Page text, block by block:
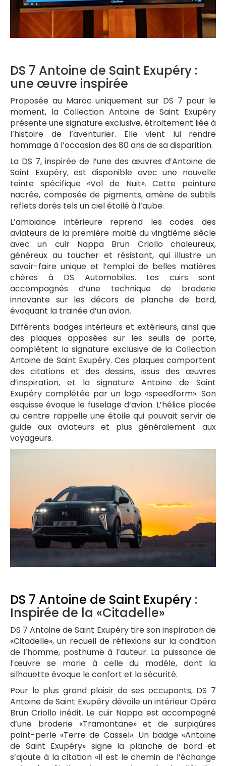
DS 7 Antoine de Saint Exupéry :
une œuvre inspirée
Proposée au Maroc uniquement sur DS 7 pour le
moment, la Collection Antoine de Saint Exupéry
présente une signature exclusive, étroitement liée à
l’histoire de l’aventurier. Elle vient lui rendre
hommage à l’occasion des 80 ans de sa disparition.
La DS 7, inspirée de l’une des œuvres d’Antoine de
Saint Exupéry, est disponible avec une nouvelle
teinte spécifique «Vol de Nuit». Cette peinture
nacrée, composée de pigments, amène de subtils
reflets dorés tels un ciel étoilé à l’aube.
L’ambiance intérieure reprend les codes des
aviateurs de la première moitié du vingtième siècle
avec un cuir Nappa Brun Criollo chaleureux,
généreux au toucher et résistant, qui illustre un
savoir-faire unique et l’emploi de belles matières
chères à DS Automobiles. Les cuirs sont
accompagnés d’une technique de broderie
innovante sur les décors de planche de bord,
évoquant la trainée d’un avion.
Différents badges intérieurs et extérieurs, ainsi que
des plaques apposées sur les seuils de porte,
complètent la signature exclusive de la Collection
Antoine de Saint Exupéry. Ces plaques comportent
des citations et des dessins, issus des œuvres
d’inspiration, et la signature Antoine de Saint
Exupéry complétée par un logo «speedform». Son
esquisse évoque le fuselage d’avion. L’hélice placée
au centre rappelle une étoile qui pouvait servir de
guide aux aviateurs et plus généralement aux
voyageurs.
DS 7 Antoine de Saint Exupéry :
Inspirée de la «Citadelle»
DS 7 Antoine de Saint Exupéry tire son inspiration de
«Citadelle», un recueil de réflexions sur la condition
de l’homme, posthume à l’auteur. La puissance de
l’œuvre se marie à celle du modèle, dont la
silhouette évoque le confort et la sécurité.
Pour le plus grand plaisir de ses occupants, DS 7
Antoine de Saint Exupéry dévoile un intérieur Opéra
Brun Criollo inédit. Le cuir Nappa est accompagné
d’une broderie «Tramontane» et de surpiqûres
point-perle «Terre de Cassel». Un badge «Antoine
de Saint Exupéry» signe la planche de bord et
s’ajoute à la citation «Il est le chemin de l’échange